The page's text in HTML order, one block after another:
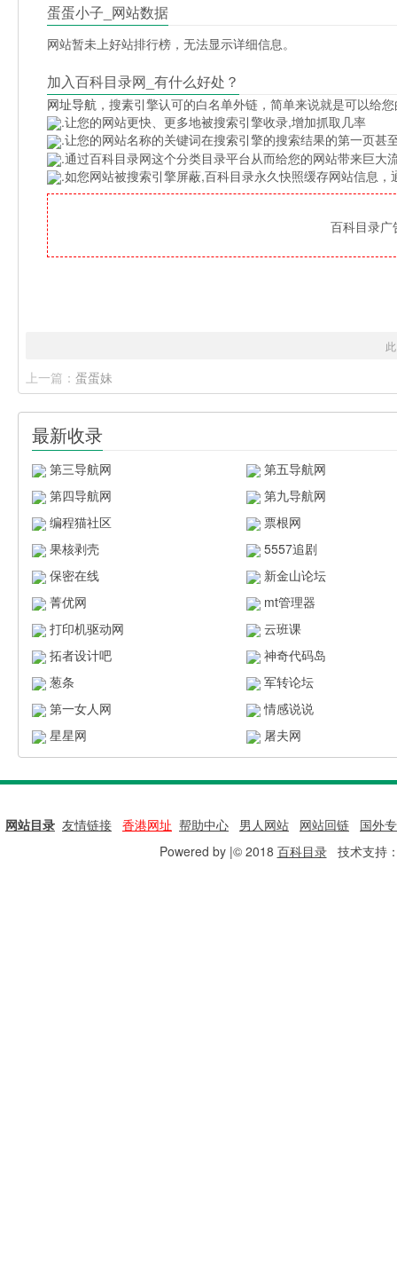
蛋蛋小子_网站数据
网站暂未上好站排行榜，无法显示详细信息。
加入百科目录网_有什么好处？
网址导航 ，搜素引擎认可的白名单外链，简单来说就是可以给
.让您的网站更快、更多地被搜索引擎收录,增加抓取几率
.让您的网站名称的关键词在搜索引擎的搜索结果的第一页甚
.通过百科目录网这个分类目录平台从而给您的网站带来巨大
.如您网站被搜索引擎屏蔽,百科目录永久快照缓存网站信息
百科目录
上一篇： 蛋蛋妹
最新收录
第三导航网
第五导航网
第四导航网
第九导航网
编程猫社区
票根网
果核剥壳
5557追剧
保密在线
新金山论坛
菁优网
mt管理器
打印机驱动网
云班课
拓者设计吧
神奇代码岛
葱条
军转论坛
第一女人网
情感说说
星星网
屠夫网
网站目录 友情链接 香港网址 帮助中心 男人网站 网站回链
国外
Powered by |© 2018 百科目录技术支持